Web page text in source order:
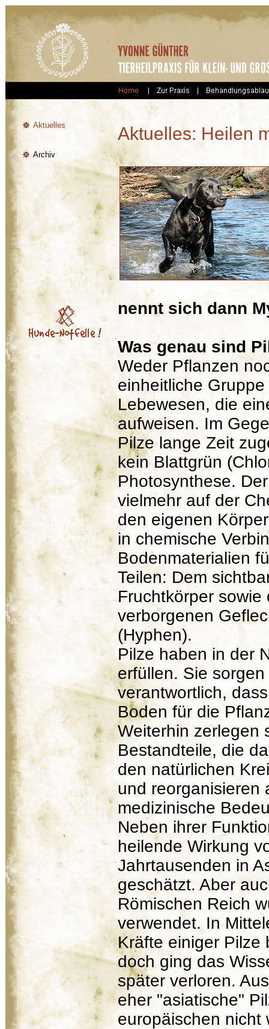
Aktuelles
Archiv
Aktuelles: Heilen
nennt sich dann
Was genau sind
Weder Pflanzen
einheitliche
Lebewesen, die
aufweisen. Im
Pilze lange Zeit
kein Blattgrün
Photosynthese.
vielmehr auf der
den eigenen
in chemische
Bodenmaterialien
Teilen: Dem
Fruchtkörper
verborgenen
(Hyphen).
Pilze haben in der
erfüllen. Sie
verantwortlich,
Boden für die
Weiterhin zerlegen
Bestandteile, die
den natürlichen
und
medizinische
Neben ihrer
heilende Wirkung
Jahrtausenden in
geschätzt. Aber
Römischen Reich
verwendet. In
Kräfte einiger Pilze
doch ging das
später verloren.
eher "asiatische"
europäischen nicht